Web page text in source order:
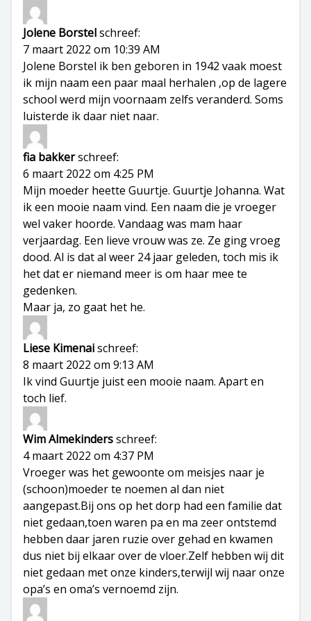
Jolene Borstelschreef:
7 maart 2022 om 10:39 AM
Jolene Borstel ik ben geboren in 1942 vaak moest
ik mijn naam een paar maal herhalen ,op de lagere
school werd mijn voornaam zelfs veranderd. Soms
luisterde ik daar niet naar.
fia bakkerschreef:
6 maart 2022 om 4:25 PM
Mijn moeder heette Guurtje. Guurtje Johanna. Wat
ik een mooie naam vind. Een naam die je vroeger
wel vaker hoorde. Vandaag was mam haar
verjaardag. Een lieve vrouw was ze. Ze ging vroeg
dood. Al is dat al weer 24 jaar geleden, toch mis ik
het dat er niemand meer is om haar mee te
gedenken.
Maar ja, zo gaat het he.
Liese Kimenaischreef:
8 maart 2022 om 9:13 AM
Ik vind Guurtje juist een mooie naam. Apart en
toch lief.
Wim Almekindersschreef:
4 maart 2022 om 4:37 PM
Vroeger was het gewoonte om meisjes naar je
(schoon)moeder te noemen al dan niet
aangepast.Bij ons op het dorp had een familie dat
niet gedaan,toen waren pa en ma zeer ontstemd
hebben daar jaren ruzie over gehad en kwamen
dus niet bij elkaar over de vloer.Zelf hebben wij dit
niet gedaan met onze kinders,terwijl wij naar onze
opa’s en oma’s vernoemd zijn.